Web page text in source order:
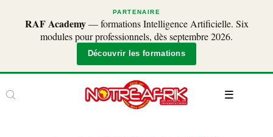
PARTENAIRE
RAF Academy— formations Intelligence Artificielle. Six
modules pour professionnels, dès septembre 2026.
Découvrir les formations